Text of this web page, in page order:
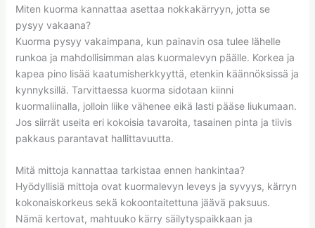
Miten kuorma kannattaa asettaa nokkakärryyn, jotta se
pysyy vakaana?
Kuorma pysyy vakaimpana, kun painavin osa tulee lähelle
runkoa ja mahdollisimman alas kuormalevyn päälle. Korkea ja
kapea pino lisää kaatumisherkkyyttä, etenkin käännöksissä ja
kynnyksillä. Tarvittaessa kuorma sidotaan kiinni
kuormaliinalla, jolloin liike vähenee eikä lasti pääse liukumaan.
Jos siirrät useita eri kokoisia tavaroita, tasainen pinta ja tiivis
pakkaus parantavat hallittavuutta.
Mitä mittoja kannattaa tarkistaa ennen hankintaa?
Hyödyllisiä mittoja ovat kuormalevyn leveys ja syvyys, kärryn
kokonaiskorkeus sekä kokoontaitettuna jäävä paksuus.
Nämä kertovat, mahtuuko kärry säilytyspaikkaan ja